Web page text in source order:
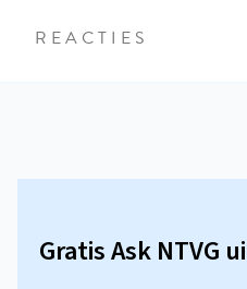
REACTIES
Gratis Ask NTVG